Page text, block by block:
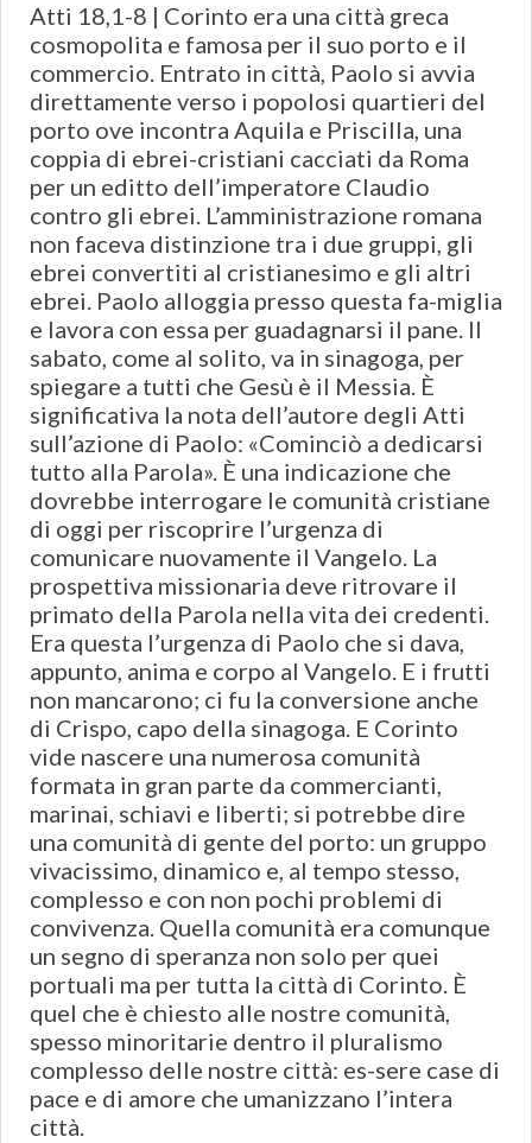
Atti 18,1-8 | Corinto era una città greca
cosmopolita e famosa per il suo porto e il
commercio. Entrato in città, Paolo si avvia
direttamente verso i popolosi quartieri del
porto ove incontra Aquila e Priscilla, una
coppia di ebrei-cristiani cacciati da Roma
per un editto dell’imperatore Claudio
contro gli ebrei. L’amministrazione romana
non faceva distinzione tra i due gruppi, gli
ebrei convertiti al cristianesimo e gli altri
ebrei. Paolo alloggia presso questa fa-miglia
e lavora con essa per guadagnarsi il pane. Il
sabato, come al solito, va in sinagoga, per
spiegare a tutti che Gesù è il Messia. È
significativa la nota dell’autore degli Atti
sull’azione di Paolo: «Cominciò a dedicarsi
tutto alla Parola». È una indicazione che
dovrebbe interrogare le comunità cristiane
di oggi per riscoprire l’urgenza di
comunicare nuovamente il Vangelo. La
prospettiva missionaria deve ritrovare il
primato della Parola nella vita dei credenti.
Era questa l’urgenza di Paolo che si dava,
appunto, anima e corpo al Vangelo. E i frutti
non mancarono; ci fu la conversione anche
di Crispo, capo della sinagoga. E Corinto
vide nascere una numerosa comunità
formata in gran parte da commercianti,
marinai, schiavi e liberti; si potrebbe dire
una comunità di gente del porto: un gruppo
vivacissimo, dinamico e, al tempo stesso,
complesso e con non pochi problemi di
convivenza. Quella comunità era comunque
un segno di speranza non solo per quei
portuali ma per tutta la città di Corinto. È
quel che è chiesto alle nostre comunità,
spesso minoritarie dentro il pluralismo
complesso delle nostre città: es-sere case di
pace e di amore che umanizzano l’intera
città.